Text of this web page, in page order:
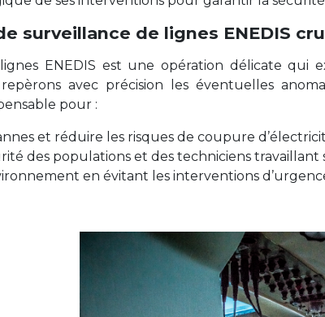
surveillance de lignes ENEDIS
ENEDIS est une opération délicate
avec précision les éventuelles
pour :
et réduire les risques de coupure
des populations et des techniciens travaillant
en évitant les interventions